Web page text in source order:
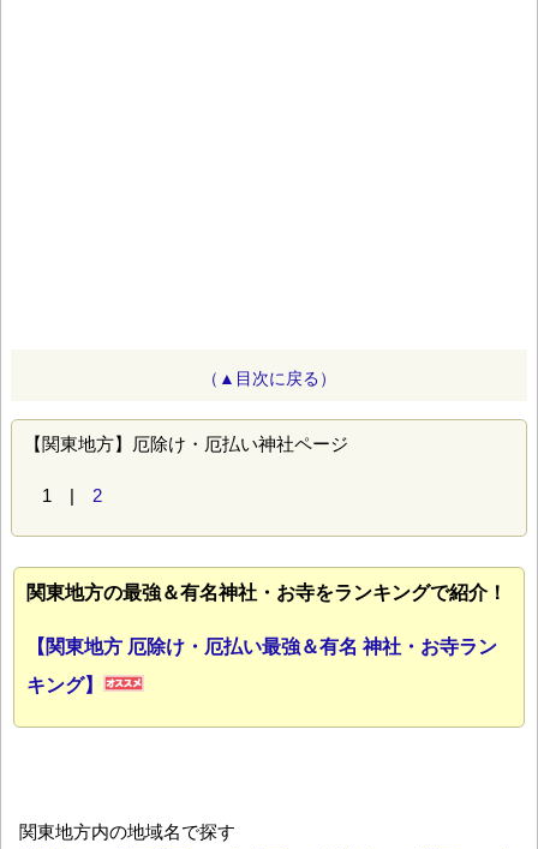
（▲目次に戻る）
【関東地方】厄除け・厄払い神社ページ
1 | 2
関東地方の最強＆有名神社・お寺をランキングで紹介！
【関東地方 厄除け・厄払い最強＆有名 神社・お寺ラン
キング】
関東地方内の地域名で探す